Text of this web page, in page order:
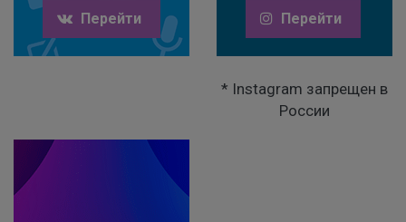
Перейти Перейти
* Instagram запрещен в
России